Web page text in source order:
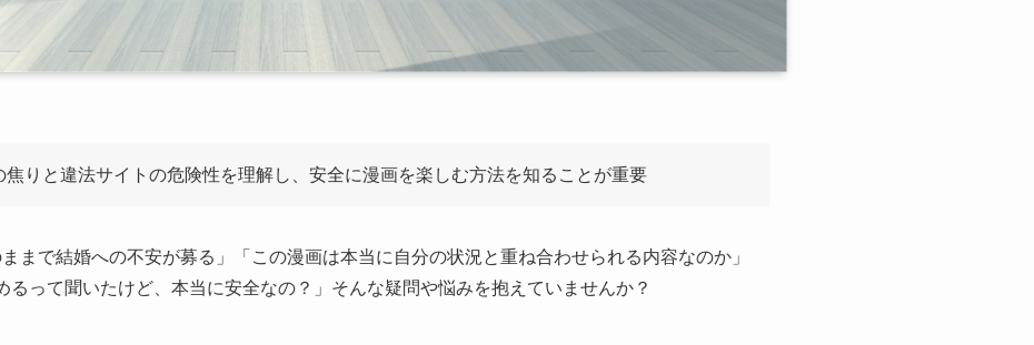
焦りと違法サイトの危険性を理解し、安全に漫画を楽しむ方法を知ることが重要
ままで結婚への不安が募る」「この漫画は本当に自分の状況と重ね合わせられる内容なのか」
るって聞いたけど、本当に安全なの？」そんな疑問や悩みを抱えていませんか？